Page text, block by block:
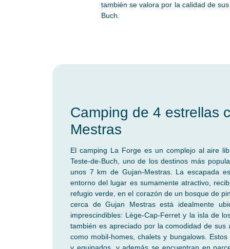
también se valora por la calidad de
Buch.
Camping de 4 estrellas
Mestras
El camping La Forge es un complejo al aire
Teste-de-Buch, uno de los destinos más
unos 7 km de Gujan-Mestras. La escapada
entorno del lugar es sumamente atractivo,
refugio verde, en el corazón de un bosque de
cerca de Gujan Mestras está idealmente
imprescindibles: Lège-Cap-Ferret y la isla de
también es apreciado por la comodidad de sus
como mobil-homes, chalets y bungalows.